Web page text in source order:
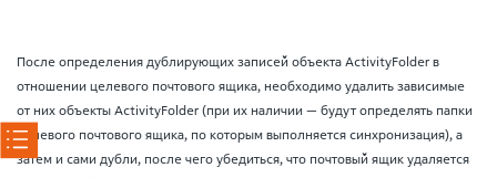
me],
Par
entId,
	RO
После определения дублирующих записей объекта ActivityFolder в
отношении целевого почтового ящика, необходимо удалить зависимые
от них объекты ActivityFolder (при их наличии — будут определять папки
целевого почтового ящика, по которым выполняется синхронизация), а
затем и сами дубли, после чего убедиться, что почтовый ящик удаляется